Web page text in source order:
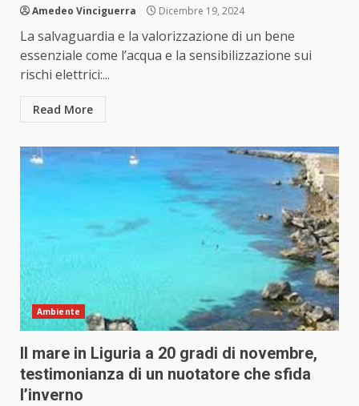
Amedeo Vinciguerra Dicembre 19, 2024
La salvaguardia e la valorizzazione di un bene
essenziale come l’acqua e la sensibilizzazione sui
rischi elettrici:...
Read More
Ambiente
Il mare in Liguria a 20 gradi di novembre,
testimonianza di un nuotatore che sfida
l’inverno